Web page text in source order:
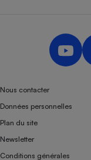
Nous contacter
Données personnelles
Plan du site
Newsletter
Conditions générales